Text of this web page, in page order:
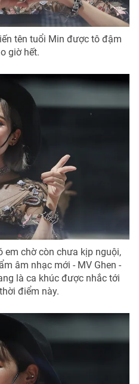
tên tuổi Min được tô đậm
giờ hết.
em chờ còn chưa kịp nguội,
âm nhạc mới - MV Ghen -
là ca khúc được nhắc tới
điểm này.